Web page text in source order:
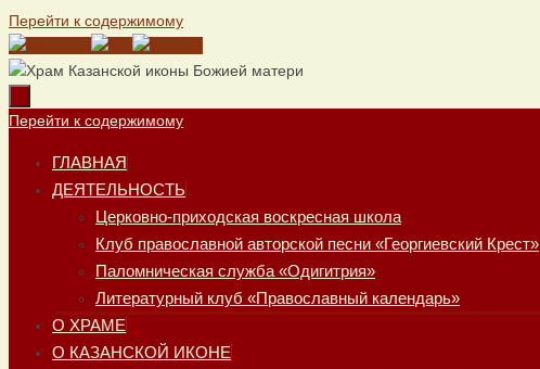
Перейти к содержимому
Перейти к содержимому
ГЛАВНАЯ
ДЕЯТЕЛЬНОСТЬ
Церковно-приходская воскресная школа
Клуб православной авторской песни «Георгиевский Крест»
Паломническая служба «Одигитрия»
Литературный клуб «Православный календарь»
О ХРАМЕ
О КАЗАНСКОЙ ИКОНЕ